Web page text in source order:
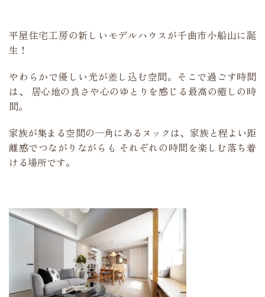
平屋住宅工房の新しいモデルハウスが千曲市小船山に誕
生！
やわらかで優しい光が差し込む空間。そこで過ごす時間
は、 居心地の良さや心のゆとりを感じる最高の癒しの時
間。
家族が集まる空間の一角にあるヌックは、家族と程よい距
離感でつながりながらも それぞれの時間を楽しむ落ち着
ける場所です。